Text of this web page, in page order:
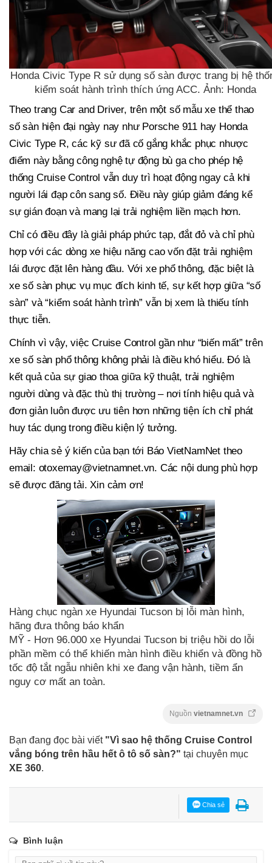
Honda Civic Type R sử dụng số sàn được trang bị hệ
kiểm soát hành trình thích ứng ACC. Ảnh: Honda
Theo trang Car and Driver, trên một số mẫu xe thể thao
số sàn hiện đại ngày nay như Porsche 911 hay Honda
Civic Type R, các kỹ sư đã cố gắng khắc phục nhược
điểm này bằng công nghệ tự động bù ga cho phép hệ
thống Cruise Control vẫn duy trì hoạt động ngay cả khi
người lái đạp côn sang số. Điều này giúp giảm đáng kể
sự gián đoạn và mang lại trải nghiệm liền mạch hơn.
Chỉ có điều đây là giải pháp phức tạp, đắt đỏ và chỉ phù
hợp với các dòng xe hiệu năng cao vốn đặt trải nghiệm
lái được đặt lên hàng đầu. Với xe phổ thông, đặc biệt là
xe số sàn phục vụ mục đích kinh tế, sự kết hợp giữa “số
sàn” và “kiểm soát hành trình” vẫn bị xem là thiếu tính
thực tiễn.
Chính vì vậy, việc Cruise Control gần như “biến mất” trên
xe số sàn phổ thông không phải là điều khó hiểu. Đó là
kết quả của sự giao thoa giữa kỹ thuật, trải nghiệm
người dùng và đặc thù thị trường – nơi tính hiệu quả và
đơn giản luôn được ưu tiên hơn những tiện ích chỉ phát
huy tác dụng trong điều kiện lý tưởng.
Hãy chia sẻ ý kiến của bạn tới Báo VietNamNet theo
email: otoxemay@vietnamnet.vn. Các nội dung phù hợp
sẽ được đăng tải. Xin cảm ơn!
Hàng chục ngàn xe Hyundai Tucson bị lỗi màn hình,
hãng đưa thông báo khẩn
MỸ - Hơn 96.000 xe Hyundai Tucson bị triệu hồi do lỗi
phần mềm có thể khiến màn hình điều khiển và đồng hồ
tốc độ tắt ngẫu nhiên khi xe đang vận hành, tiềm ẩn
nguy cơ mất an toàn.
Nguồn vietnamnet.vn
Bạn đang đọc bài viết "Vì sao hệ thống Cruise Control
vắng bóng trên hầu hết ô tô số sàn?" tại chuyên mục
XE 360.
Chia sẻ
Bình luận